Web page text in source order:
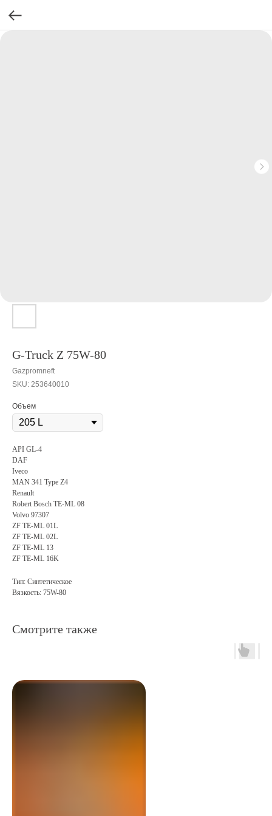
G-Truck Z 75W-80
Gazpromneft
SKU: 253640010
Объем
API GL-4
DAF
Iveco
MAN 341 Type Z4
Renault
Robert Bosch TE-ML 08
Volvo 97307
ZF TE-ML 01L
ZF TE-ML 02L
ZF TE-ML 13
ZF TE-ML 16K
Тип: Синтетическое
Вязкость: 75W-80
Смотрите также